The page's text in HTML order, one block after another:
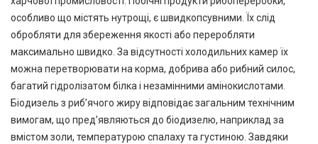
особливо що містять нутрощі, є швидкопсувними. Їх слід
обробляти для збереження якості або переробляти
максимально швидко. За відсутності холодильних камер їх
можна перетворювати на корма, добрива або рибний силос,
багатий гідролізатом білка і незамінними амінокислотами.
Біодизель з риб’ячого жиру відповідає загальним технічним
вимогам, що пред’являються до біодизелю, наприклад за
вмістом золи, температурою спалаху та густиною. Завдяки